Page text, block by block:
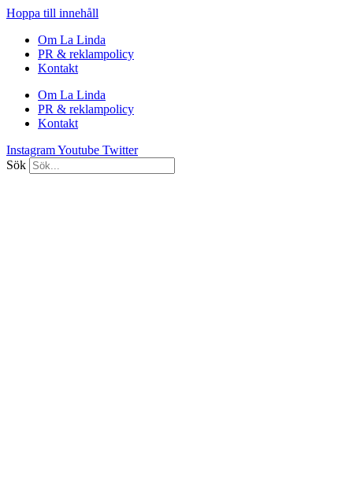
Hoppa till innehåll
Om La Linda
PR & reklampolicy
Kontakt
Om La Linda
PR & reklampolicy
Kontakt
InstagramYoutube Twitter
Sök